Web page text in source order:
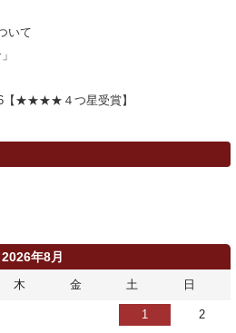
いて
【★★★★４つ星受賞】
2026年8月
木 金 土 日
1
2